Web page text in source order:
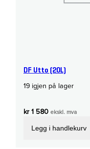
DF Utto (20L)
19 igjen på lager
kr1 580 ekskl. mva
Legg i handlekurv